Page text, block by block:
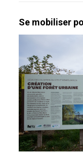
Se mobiliser